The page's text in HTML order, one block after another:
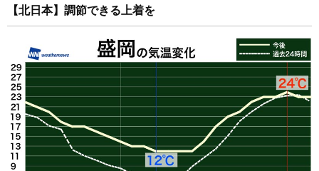
【北日本】調節できる上着を